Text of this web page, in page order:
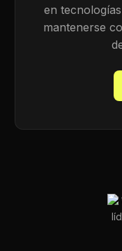
en
mantenerse